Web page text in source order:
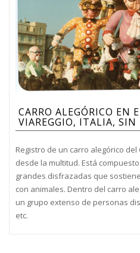
CARRO ALEGÓRICO EN
VIAREGGIO, ITALIA, SIN
Registro de un carro alegórico
desde la multitud. Está
grandes disfrazadas que
con animales. Dentro del carro
un grupo extenso de personas
etc.